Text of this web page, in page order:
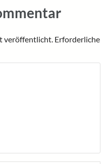
veröffentlicht. Erforderliche